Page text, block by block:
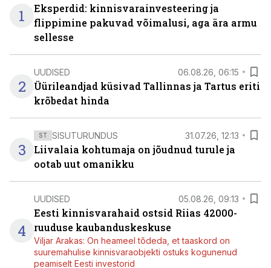
1
Eksperdid: kinnisvarainvesteering ja
flippimine pakuvad võimalusi, aga ära armu
sellesse
2
UUDISED 06.08.26, 06:15
Üürileandjad küsivad Tallinnas ja Tartus eriti
krõbedat hinda
3
ST SISUTURUNDUS 31.07.26, 12:13
Liivalaia kohtumaja on jõudnud turule ja
ootab uut omanikku
4
UUDISED 05.08.26, 09:13
Eesti kinnisvarahaid ostsid Riias 42000-
ruuduse kaubanduskeskuse
Viljar Arakas: On heameel tõdeda, et taaskord on
suuremahulise kinnisvaraobjekti ostuks kogunenud
peamiselt Eesti investorid